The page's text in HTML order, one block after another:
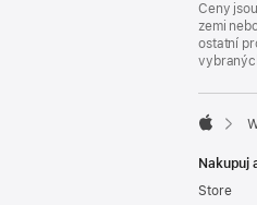
Ceny
zemi
ostatní
Nakupuj
Store